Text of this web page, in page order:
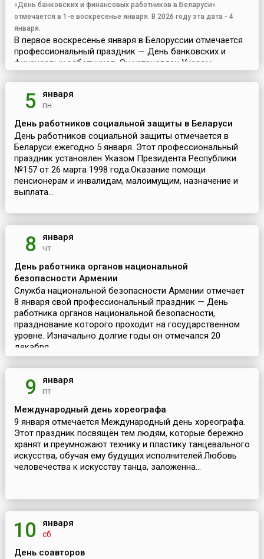
«День банковских и финансовых работников в Беларуси»
отмечается в 1-е воскресенье января. В 2026 году эта дата - 4
января.
В первое воскресенье января в Белоруссии отмечается
профессиональный праздник — День банковских и
финансовых работников. Он установлен Указом
Президента Республики Беларусь № 157 от 26 марта
1998 года.3 декабря 1921 года Совет Народных
Комиссаров...
5 января
пн
День работников социальной защиты в Беларуси
День работников социальной защиты отмечается в
Беларуси ежегодно 5 января. Этот профессиональный
праздник установлен Указом Президента Республики
№157 от 26 марта 1998 года.Оказание помощи
пенсионерам и инвалидам, малоимущим, назначение и
выплата...
8 января
чт
День работника органов национальной
безопасности Армении
Служба национальной безопасности Армении отмечает
8 января свой профессиональный праздник — День
работника органов национальной безопасности,
празднование которого проходит на государственном
уровне. Изначально долгие годы он отмечался 20
декабря...
9 января
пт
Международный день хореографа
9 января отмечается Международный день хореографа.
Этот праздник посвящён тем людям, которые бережно
хранят и преумножают технику и пластику танцевального
искусства, обучая ему будущих исполнителей.Любовь
человечества к искусству танца, заложенна...
10 января
сб
День соавторов